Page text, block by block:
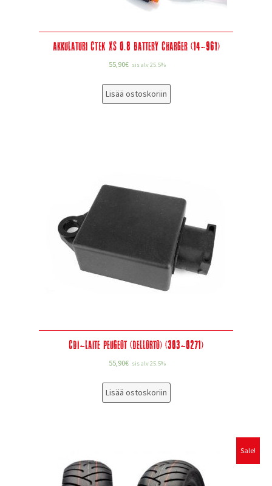
Akkulaturi CTEK XS 0.8 Battery Charger (14-961)
55,90€ sis alv 25.5%
Lisää ostoskoriin
CDI-Laite Peugeot (Dellorto) (303-0271)
55,90€ sis alv 25.5%
Lisää ostoskoriin
Sale!